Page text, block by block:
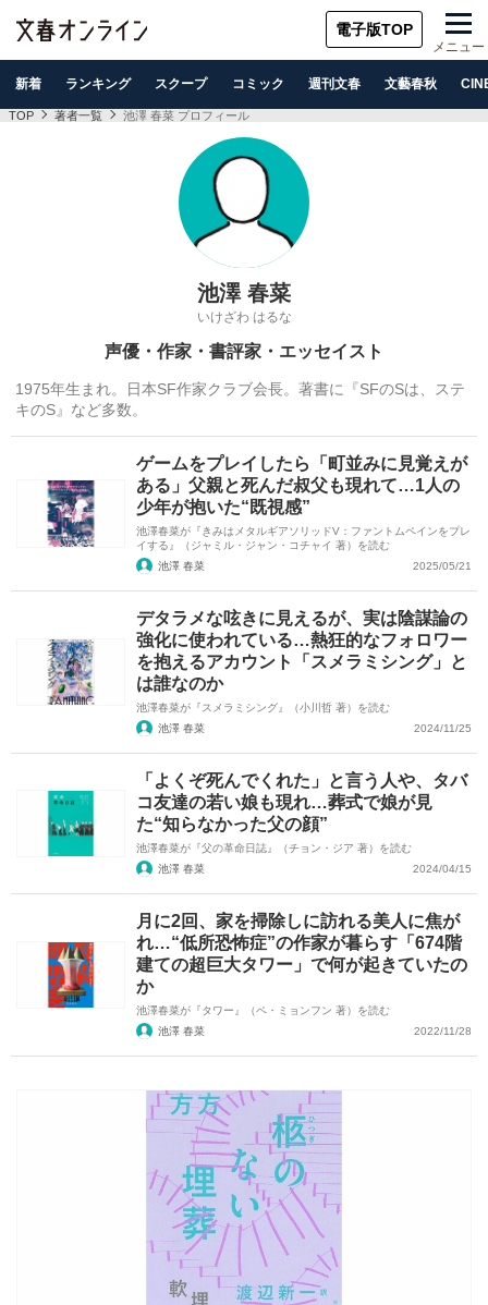
電子版TOP
メニュー
新着 ランキング スクープ コミック 週刊文春 文藝春秋
TOP 著者一覧 池澤 春菜 プロフィール
池澤 春菜
いけざわ はるな
声優・作家・書評家・エッセイスト
1975年生まれ。日本SF作家クラブ会長。著書に『SFのSは、ステ
キのS』など多数。
ゲームをプレイしたら「町並みに見覚えが
ある」父親と死んだ叔父も現れて…1人の
少年が抱いた“既視感”
池澤春菜が『きみはメタルギアソリッドV：ファントムペインをプレ
イする』（ジャミル・ジャン・コチャイ 著）を読む
池澤 春菜
2025/05/21
デタラメな呟きに見えるが、実は陰謀論の
強化に使われている…熱狂的なフォロワー
を抱えるアカウント「スメラミシング」と
は誰なのか
池澤春菜が『スメラミシング』（小川哲 著）を読む
池澤 春菜
2024/11/25
「よくぞ死んでくれた」と言う人や、タバ
コ友達の若い娘も現れ…葬式で娘が見
た“知らなかった父の顔”
池澤春菜が『父の革命日誌』（チョン・ジア 著）を読む
池澤 春菜
2024/04/15
月に2回、家を掃除しに訪れる美人に焦が
れ…“低所恐怖症”の作家が暮らす「674階
建ての超巨大タワー」で何が起きていたの
か
池澤春菜が『タワー』（ペ・ミョンフン 著）を読む
池澤 春菜
2022/11/28